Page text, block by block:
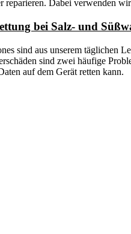
reparieren. Dabei verwenden
bei Salz- und
sind aus unserem täglichen
sind zwei häufige
auf dem Gerät retten kann.